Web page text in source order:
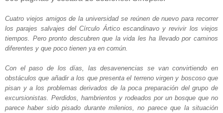
Cuatro viejos amigos de la universidad se reúnen de nuevo para recorrer
los parajes salvajes del Círculo Ártico escandinavo y revivir los viejos
tiempos. Pero pronto descubren que la vida les ha llevado por caminos
diferentes y que poco tienen ya en común.
Con el paso de los días, las desavenencias se van convirtiendo en
obstáculos que añadir a los que presenta el terreno virgen y boscoso que
pisan y a los problemas derivados de la poca preparación del grupo de
excursionistas. Perdidos, hambrientos y rodeados por un bosque que no
parece haber sido pisado durante milenios, no parece que la situación